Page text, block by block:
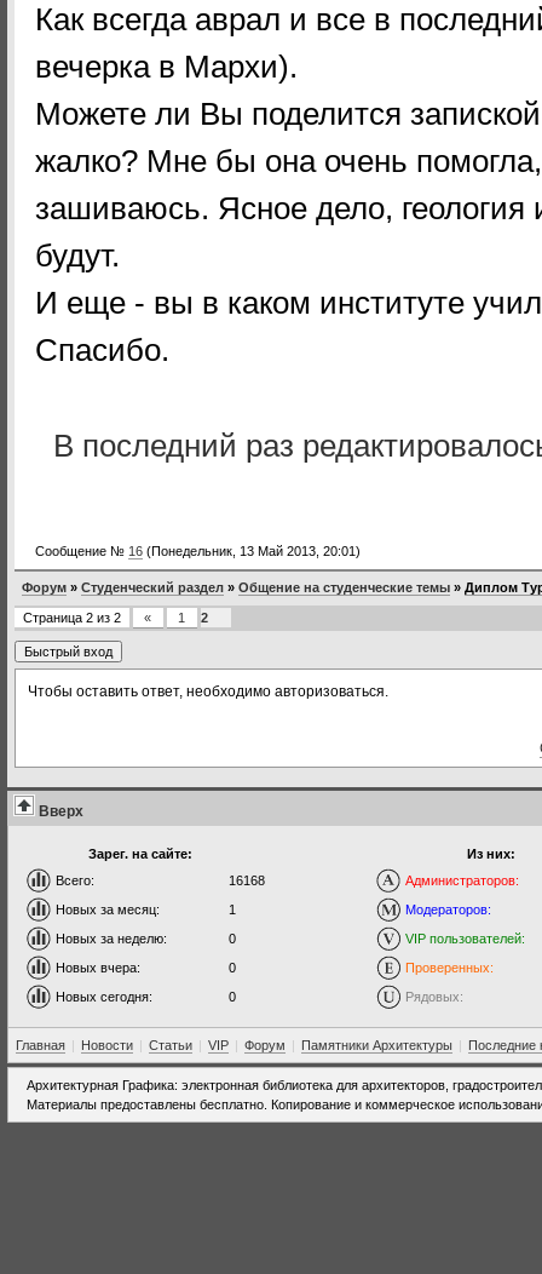
Как всегда аврал и все в
вечерка в Мархи).
Можете ли Вы поделится
жалко? Мне бы она очень помогла,
зашиваюсь. Ясное дело, геология
будут.
И еще - вы в каком институте
Спасибо.
В последний раз
Сообщение № 16 (Понедельник, 13 Май 2013, 20:01)
Форум » Студенческий раздел » Общение на студенческие темы » Диплом
Страница 2 из 2 « 1 2
Чтобы оставить ответ, необходимо авторизоваться.
Вверх
Зарег. на сайте:
Всего:
16168
Новых за месяц:
1
Новых за неделю:
0
Новых вчера:
0
Новых сегодня:
0
Из них:
Администраторов:
Модераторов:
VIP пользователей:
Проверенных:
Рядовых:
Главная | Новости | Статьи | VIP | Форум | Памятники Архитектуры | Последние
Архитектурная Графика: электронная библиотека для архитекторов,
Материалы предоставлены бесплатно. Копирование и коммерческое